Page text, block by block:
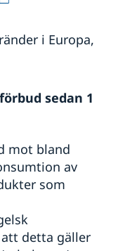
i Europa,
sedan 1
mot bland
av
som
detta gäller